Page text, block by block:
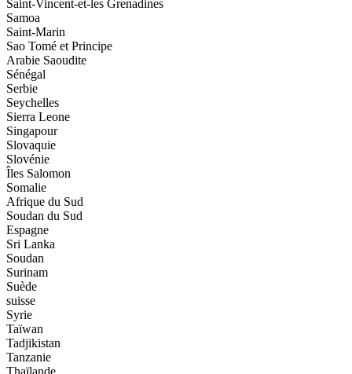
Saint-Vincent-et-les Grenadines
Samoa
Saint-Marin
Sao Tomé et Principe
Arabie Saoudite
Sénégal
Serbie
Seychelles
Sierra Leone
Singapour
Slovaquie
Slovénie
Îles Salomon
Somalie
Afrique du Sud
Soudan du Sud
Espagne
Sri Lanka
Soudan
Surinam
Suède
suisse
Syrie
Taïwan
Tadjikistan
Tanzanie
Thaïlande